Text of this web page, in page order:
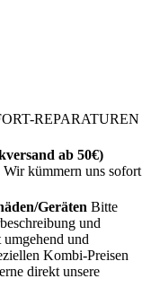
REPARATUREN
ab 50€)
kümmern uns sofort
Geräten Bitte
und
und
Kombi-Preisen
direkt unsere